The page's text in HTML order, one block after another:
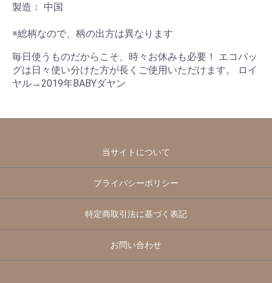
製造： 中国
※総柄なので、柄の出方は異なります
毎日使うものだからこそ、時々お休みも必要！ エコバッ
グは日々使い分けた方が長くご使用いただけます。 ロイ
ヤル→2019年BABYダヤン
当サイトについて
プライバシーポリシー
特定商取引法に基づく表記
お問い合わせ